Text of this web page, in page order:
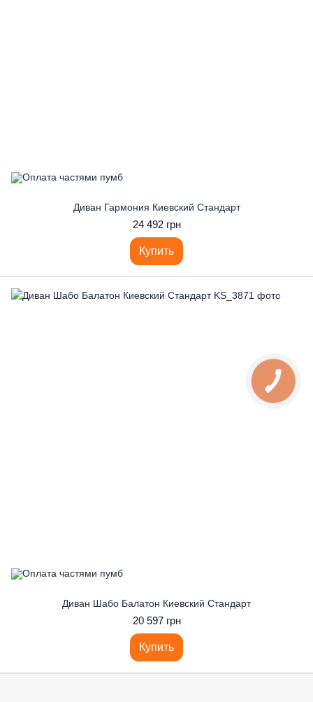
Диван Гармония Киевский Стандарт
24 492 грн
Купить
Диван Шабо Балатон Киевский Стандарт
20 597 грн
Купить